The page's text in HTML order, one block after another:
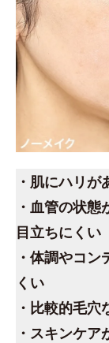
・肌にハリが
・血管の状
目立ちにくい
・体調やコ
くい
・比較的毛
・スキンケ